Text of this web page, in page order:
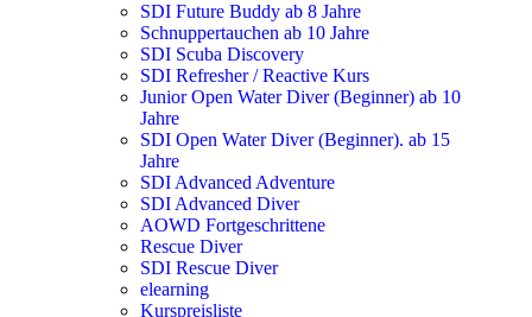
SDI Future Buddy ab 8 Jahre
Schnuppertauchen ab 10 Jahre
SDI Scuba Discovery
SDI Refresher / Reactive Kurs
Junior Open Water Diver (Beginner) ab 10
Jahre
SDI Open Water Diver (Beginner). ab 15
Jahre
SDI Advanced Adventure
SDI Advanced Diver
AOWD Fortgeschrittene
Rescue Diver
SDI Rescue Diver
elearning
Kurspreisliste